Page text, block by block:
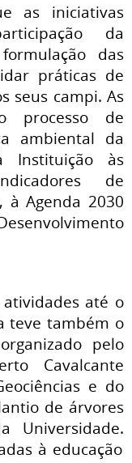
as iniciativas
da
das
práticas de
seus campi. As
processo de
ambiental da
Instituição às
de
à Agenda 2030
até o
teve também o
pelo
Cavalcante
e do
de árvores
Universidade.
à educação